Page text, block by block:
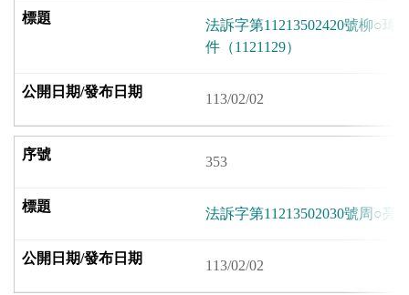
法訴字第11213502420號柳○瑋
件（1121129）
113/02/02
353
法訴字第11213502030號周○亮
113/02/02